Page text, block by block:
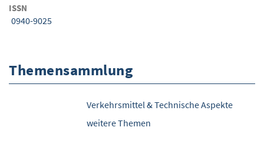
ISSN
0940-9025
Themensammlung
Verkehrsmittel & Technische Aspekte
weitere Themen